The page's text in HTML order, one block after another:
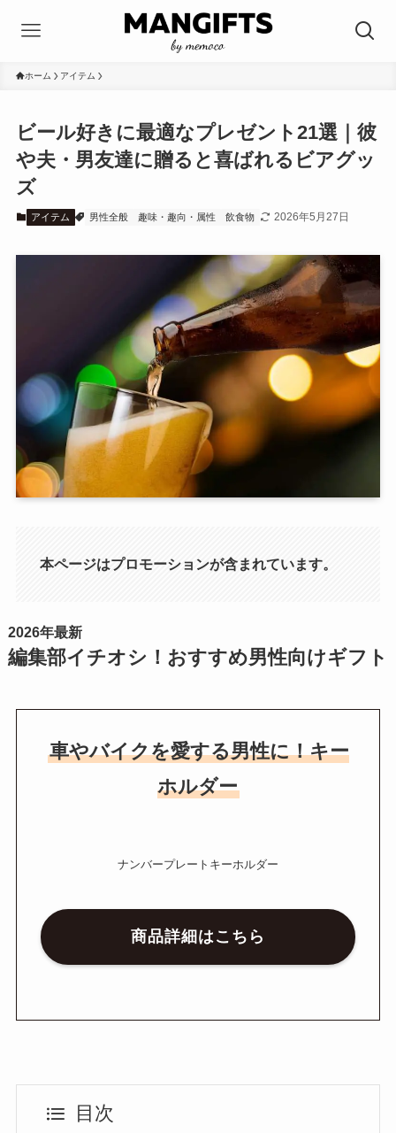
ホーム アイテム
ビール好きに最適なプレゼント21選｜彼
や夫・男友達に贈ると喜ばれるビアグッ
ズ
アイテム 男性全般 趣味・趣向・属性 飲食物 2026年5月27日
本ページはプロモーションが含まれています。
2026年最新
編集部イチオシ！おすすめ男性向けギフト
車やバイクを愛する男性に！キー
ホルダー
ナンバープレートキーホルダー
商品詳細はこちら
目次